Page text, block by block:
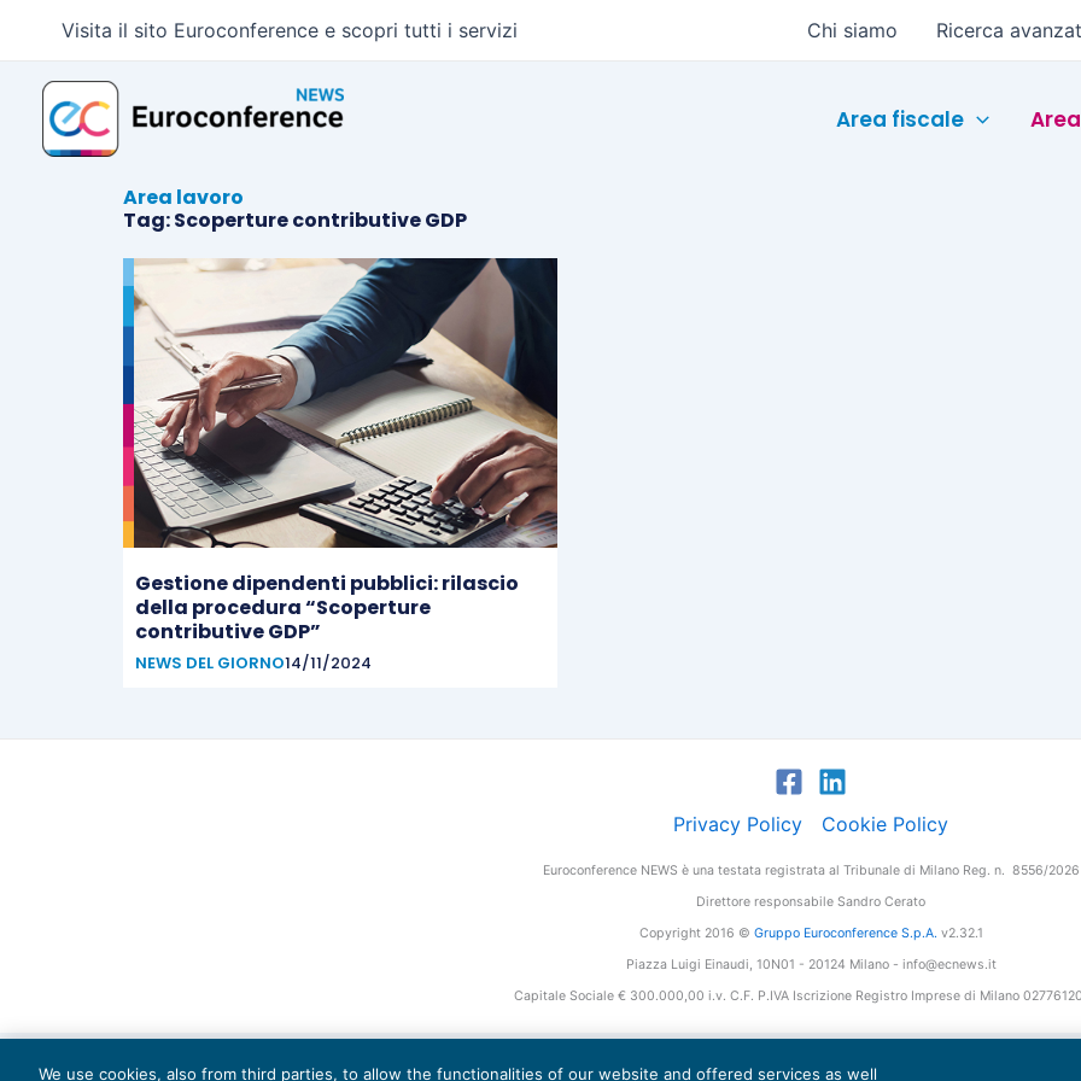
contenuto
Visita il sito Euroconference e scopri tutti i servizi Chi siamo Ricerca
Area fiscale
Area lavoro
Tag: Scoperture contributive GDP
Gestione dipendenti pubblici: rilascio
della procedura “Scoperture
contributive GDP”
NEWS DEL GIORNO14/11/2024
Privacy Policy Cookie Policy
Euroconference NEWS è una testata registrata al Tribunale di Milano Reg. n. 8556/2026
Direttore responsabile Sandro Cerato
Copyright 2016 © Gruppo Euroconference S.p.A. v2.32.1
Piazza Luigi Einaudi, 10N01 - 20124 Milano - info@ecnews.it
Capitale Sociale € 300.000,00 i.v. C.F. P.IVA Iscrizione Registro Imprese di Milano
We use cookies, also from third parties, to allow the functionalities of our website and offered services as well